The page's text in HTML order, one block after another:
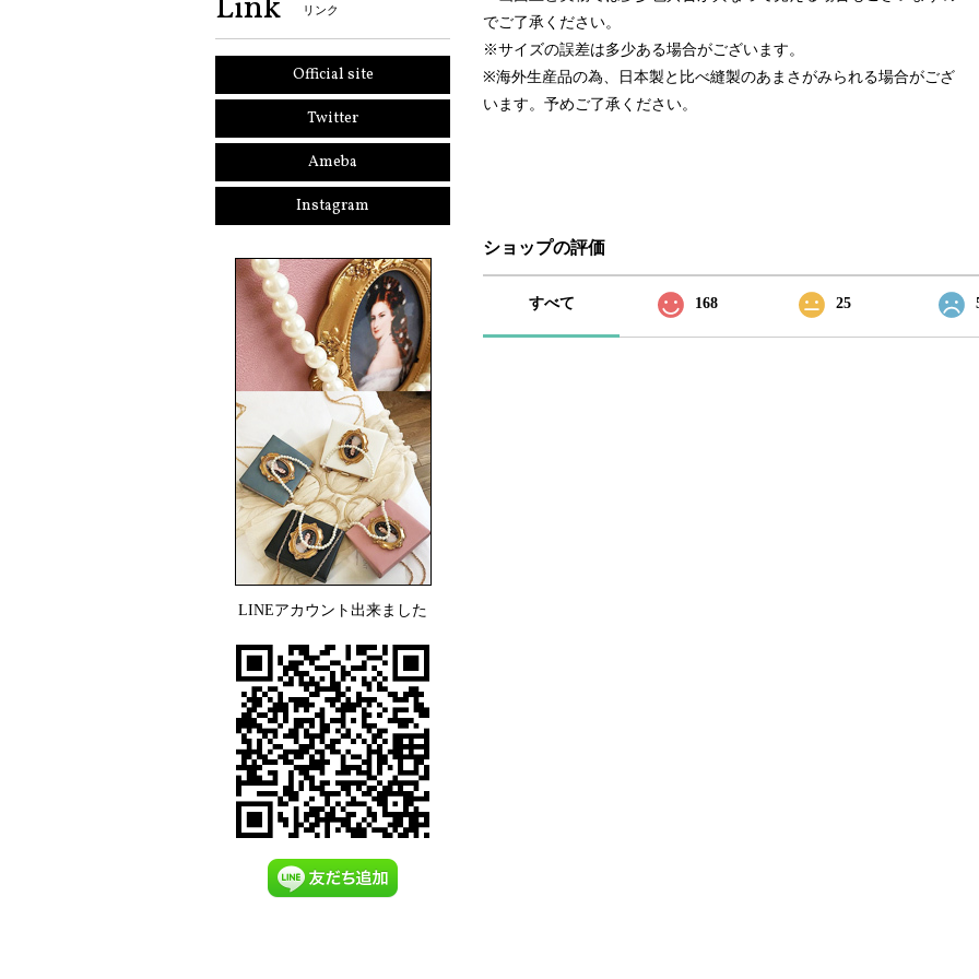
でご了承ください。
※サイズの誤差は多少ある場合がございます。
※海外生産品の為、日本製と比べ縫製のあまさがみられる場合がござ
います。予めご了承ください。
ショップの評価
すべて 168 25
リンク
Official site
Twitter
Ameba
Instagram
LINEアカウント出来ました